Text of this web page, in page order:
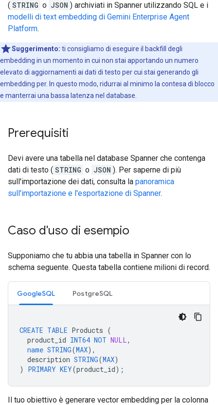
( STRING o JSON ) archiviati in Spanner utilizzando SQL e i
modelli di text embedding di Gemini Enterprise Agent
Platform.
Suggerimento: ti consigliamo di eseguire il backfill degli
embedding in un momento in cui non stai apportando un numero
elevato di aggiornamenti ai dati di testo per cui stai generando gli
embedding per. In questo modo, ridurrai al minimo la contesa di blocco
e manterrai una bassa latenza nel database.
Prerequisiti
Devi avere una tabella nel database Spanner che contenga
dati di testo ( STRING o JSON ). Per saperne di più
sull'importazione dei dati, consulta la panoramica
sull'importazione e l'esportazione di Spanner.
Caso d'uso di esempio
Supponiamo che tu abbia una tabella in Spanner con lo
schema seguente. Questa tabella contiene milioni di record.
GoogleSQL PostgreSQL
CREATE TABLE Products (
product_id INT64 NOT NULL,
name STRING(MAX),
description STRING(MAX)
)
PRIMARY KEY(product_id);
Il tuo obiettivo è generare vector embedding per la colonna